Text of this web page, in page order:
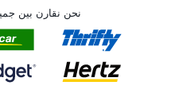
نحن نقارن بين